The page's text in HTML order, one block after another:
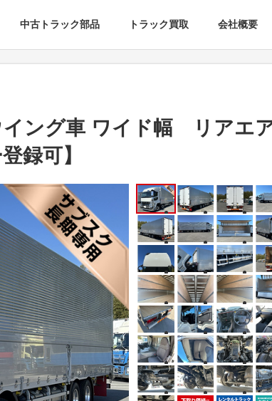
中古トラック部品 トラック買取 会社概要
ング車 ワイド幅 リアエ
録可】